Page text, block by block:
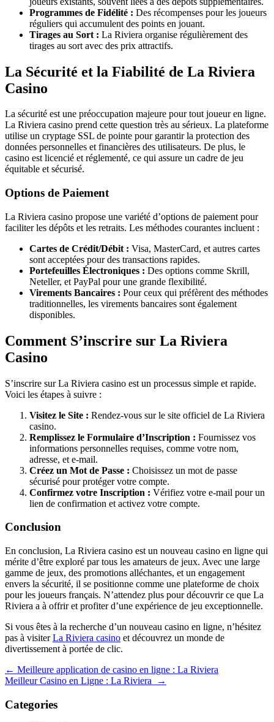
Programmes de Fidélité : Des récompenses pour les joueurs
réguliers qui accumulent des points en jouant.
Tirages au Sort : La Riviera organise régulièrement des
tirages au sort avec des prix attractifs.
La Sécurité et la Fiabilité de La Riviera
Casino
La sécurité est une préoccupation majeure pour tout joueur en ligne.
La Riviera casino prend cette question très au sérieux. La plateforme
utilise un cryptage SSL de pointe pour garantir la protection des
données personnelles et financières des utilisateurs. De plus, le
casino est licencié et réglementé, ce qui assure un cadre de jeu
équitable et sécurisé.
Options de Paiement
La Riviera casino propose une variété d’options de paiement pour
faciliter les dépôts et les retraits. Les méthodes courantes incluent :
Cartes de Crédit/Débit : Visa, MasterCard, et autres cartes
sont acceptées pour des transactions rapides.
Portefeuilles Électroniques : Des options comme Skrill,
Neteller, et PayPal pour une grande flexibilité.
Virements Bancaires : Pour ceux qui préfèrent des méthodes
traditionnelles, les virements bancaires sont également
disponibles.
Comment S’inscrire sur La Riviera
Casino
S’inscrire sur La Riviera casino est un processus simple et rapide.
Voici les étapes à suivre :
Visitez le Site : Rendez-vous sur le site officiel de La Riviera
casino.
Remplissez le Formulaire d’Inscription : Fournissez vos
informations personnelles requises, comme votre nom,
adresse, et e-mail.
Créez un Mot de Passe : Choisissez un mot de passe
sécurisé pour protéger votre compte.
Confirmez votre Inscription : Vérifiez votre e-mail pour un
lien de confirmation et activez votre compte.
Conclusion
En conclusion, La Riviera casino est un nouveau casino en ligne qui
mérite d’être exploré par tous les amateurs de jeux. Avec une large
gamme de jeux, des promotions alléchantes, et un engagement
envers la sécurité, il se positionne comme une plateforme de choix
pour les joueurs français. N’attendez plus pour découvrir ce que La
Riviera a à offrir et profiter d’une expérience de jeu exceptionnelle.
Si vous êtes à la recherche d’un nouveau casino en ligne, n’hésitez
pas à visiterLa Riviera casino et découvrez un monde de
divertissement à portée de clic.
Navegación
de
entradas
← Meilleure application de casino en ligne : La Riviera
Meilleur Casino en Ligne : La Riviera
→
Categories